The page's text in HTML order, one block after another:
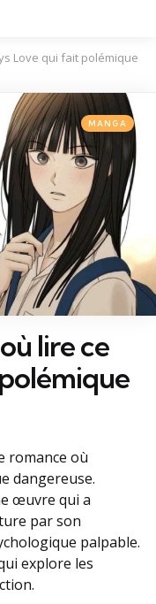
Love qui fait polémique
Categories
Posted
in
MANGA
lire ce
romance où
dangereuse.
œuvre qui a
par son
palpable.
explore les